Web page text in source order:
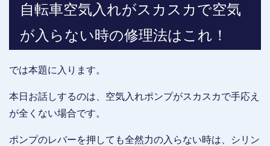
自転車空気入れがスカスカで空気
が入らない時の修理法はこれ！
では本題に入ります。
本日お話しするのは、空気入れポンプがスカスカで手応え
が全くない場合です。
ポンプのレバーを押しても全然力の入らない時は、シリン